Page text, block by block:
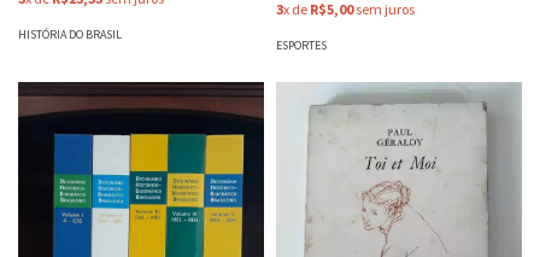
HISTÓRIA DO BRASIL
3x de R$5,00sem juros
ESPORTES